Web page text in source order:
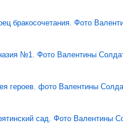
бракосочетания. Фото
№1. Фото Валентины
героев. фото Валентины
сад. Фото Валентины